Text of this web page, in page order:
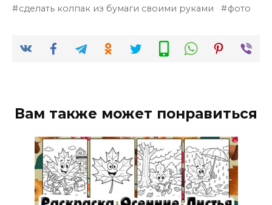
сделать колпак из бумаги своими руками
фото
Вам также может понравиться